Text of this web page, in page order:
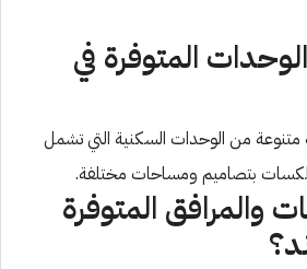
المتوفرة في
من الوحدات السكنية التي تشمل
بتصاميم ومساحات مختلفة.
والمرافق المتوفرة